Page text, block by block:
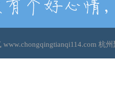
www.chongqingtianqi114.com 杭